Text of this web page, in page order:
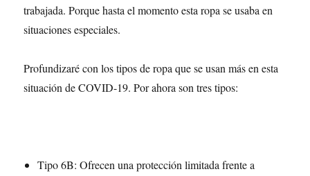
trabajada. Porque hasta el momento esta ropa se usaba en
situaciones especiales.
Profundizaré con los tipos de ropa que se usan más en esta
situación de COVID-19. Por ahora son tres tipos:
Tipo 6B: Ofrecen una protección limitada frente a